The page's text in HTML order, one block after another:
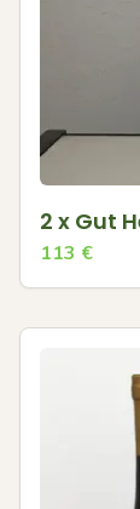
2 x Gut
113 €